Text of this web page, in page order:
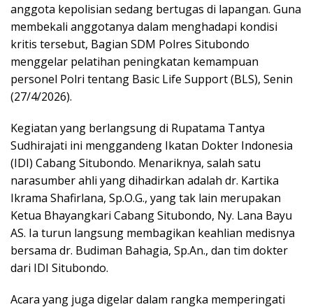
anggota kepolisian sedang bertugas di lapangan. Guna
membekali anggotanya dalam menghadapi kondisi
kritis tersebut, Bagian SDM Polres Situbondo
menggelar pelatihan peningkatan kemampuan
personel Polri tentang Basic Life Support (BLS), Senin
(27/4/2026).
Kegiatan yang berlangsung di Rupatama Tantya
Sudhirajati ini menggandeng Ikatan Dokter Indonesia
(IDI) Cabang Situbondo. Menariknya, salah satu
narasumber ahli yang dihadirkan adalah dr. Kartika
Ikrama Shafirlana, Sp.O.G., yang tak lain merupakan
Ketua Bhayangkari Cabang Situbondo, Ny. Lana Bayu
AS. Ia turun langsung membagikan keahlian medisnya
bersama dr. Budiman Bahagia, Sp.An., dan tim dokter
dari IDI Situbondo.
Acara yang juga digelar dalam rangka memperingati